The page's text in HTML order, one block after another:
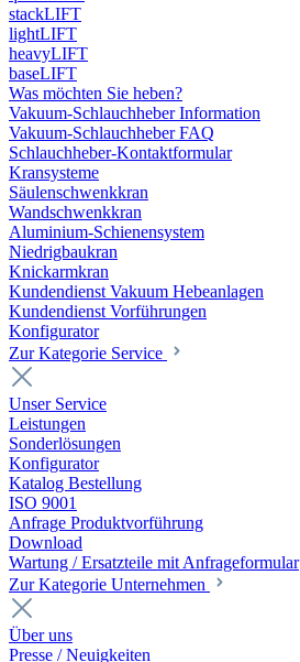
stackLIFT
lightLIFT
heavyLIFT
baseLIFT
Was möchten Sie heben?
Vakuum-Schlauchheber Information
Vakuum-Schlauchheber FAQ
Schlauchheber-Kontaktformular
Kransysteme
Säulenschwenkkran
Wandschwenkkran
Aluminium-Schienensystem
Niedrigbaukran
Knickarmkran
Kundendienst Vakuum Hebeanlagen
Kundendienst Vorführungen
Konfigurator
Zur Kategorie Service
Unser Service
Leistungen
Sonderlösungen
Konfigurator
Katalog Bestellung
ISO 9001
Anfrage Produktvorführung
Download
Wartung / Ersatzteile mit Anfrageformular
Zur Kategorie Unternehmen
Über uns
Presse / Neuigkeiten